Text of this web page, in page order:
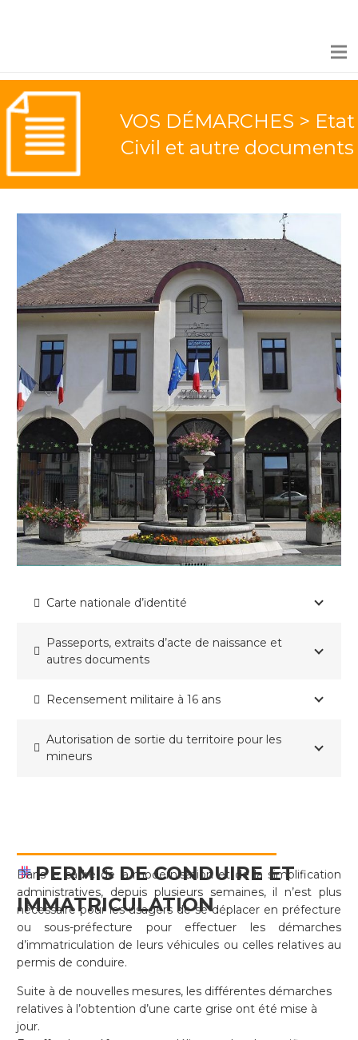
VOS DÉMARCHES > Etat
Civil et autre documents
Carte nationale d’identité
Passeports, extraits d’acte de naissance et
autres documents
Recensement militaire à 16 ans
Autorisation de sortie du territoire pour les
mineurs
PERMIS DE CONDUIRE ET
IMMATRICULATION
Dans le cadre de la modernisation et de la simplification
administratives, depuis plusieurs semaines, il n’est plus
nécessaire pour les usagers de se déplacer en préfecture
ou sous-préfecture pour effectuer les démarches
d’immatriculation de leurs véhicules ou celles relatives au
permis de conduire.
Suite à de nouvelles mesures, les différentes démarches
relatives à l’obtention d’une carte grise ont été mise à
jour.